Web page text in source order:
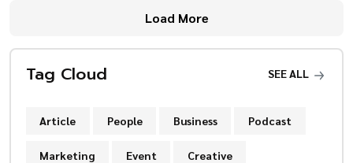
Load More
Tag Cloud SEE ALL
Article People Business Podcast
Marketing Event Creative